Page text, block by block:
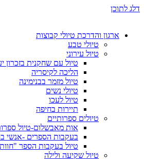
דלג לתוכן
ארגון והדרכת טיולי קבוצות
טיולי טבע
טיול עירוני
טיול עם שחקנית בזכרון
הליכה לקיסריה
טיול מזמר בבנימינה
טיולי נשים
טיול לעכו
תיירות בחיפה
טיולים ספרותיים
אות מאבשלום-טיול
בעקבות הספרים -אנשי
טיול בעקבות הספר
טיול שקיעה ולילה